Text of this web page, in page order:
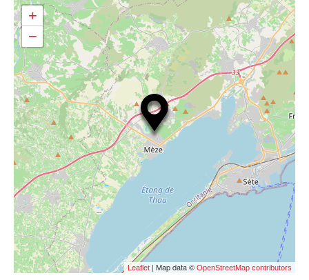
+
−
Leaflet | Map data © OpenStreetMap contributors